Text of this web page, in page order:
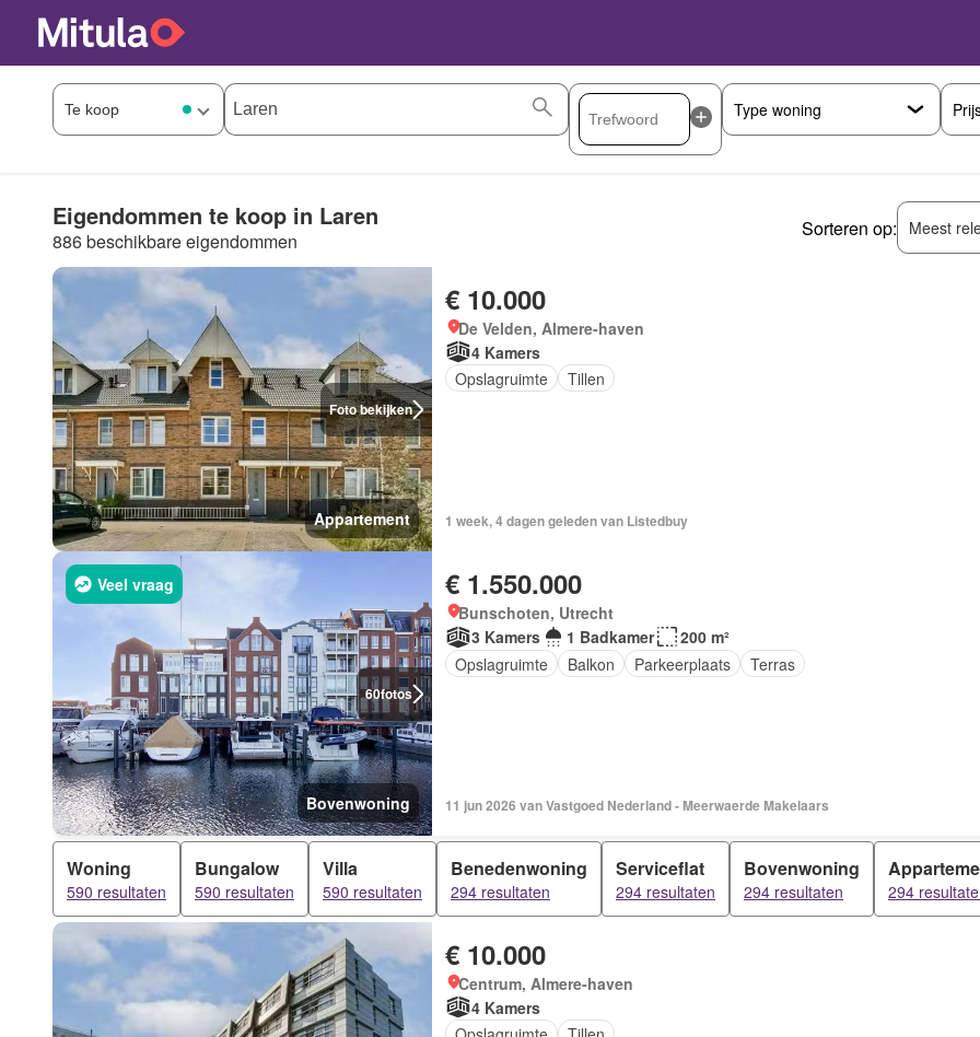
Eigendommen te koop in Laren
886 beschikbare eigendommen
Sorteren op: Meest
Foto bekijken
Appartement
€ 10.000
De Velden, Almere-haven
4 Kamers
Opslagruimte
Tillen
1 week, 4 dagen geleden van Listedbuy
60fotos
Veel vraag
Bovenwoning
€ 1.550.000
Bunschoten, Utrecht
3 Kamers
1 Badkamer
200 m²
Opslagruimte
Balkon Parkeerplaats Terras
11 jun 2026 van Vastgoed Nederland - Meerwaerde Makelaars
Woning
590 resultaten
Bungalow
590 resultaten
Villa
590 resultaten
Benedenwoning
294 resultaten
Serviceflat
294 resultaten
Bovenwoning
294 resultaten 294
€ 10.000
Centrum, Almere-haven
4 Kamers